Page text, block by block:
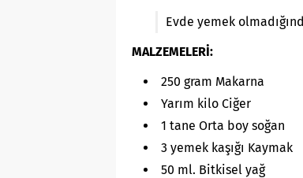
Evde yemek
MALZEMELERİ:
250 gram Makarna
Yarım kilo Ciğer
1 tane Orta boy soğan
3 yemek kaşığı Kaymak
50 ml. Bitkisel yağ